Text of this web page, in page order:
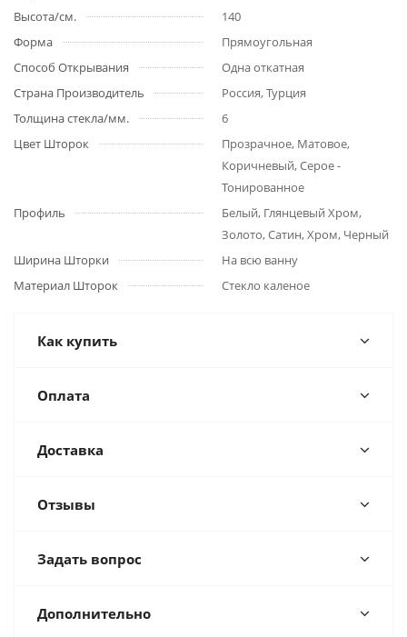
Высота/см.
140
Форма
Прямоугольная
Способ Открывания
Одна откатная
Страна Производитель
Россия, Турция
Толщина стекла/мм.
6
Цвет Шторок
Прозрачное, Матовое,
Коричневый, Серое -
Тонированное
Профиль
Белый, Глянцевый Хром,
Золото, Сатин, Хром, Черный
Ширина Шторки
На всю ванну
Материал Шторок
Стекло каленое
Как купить
Оплата
Доставка
Отзывы
Задать вопрос
Дополнительно